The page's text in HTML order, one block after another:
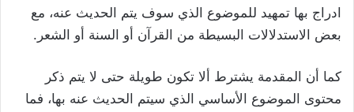
ادراج بها تمهيد للموضوع الذي سوف يتم الحديث عنه، مع
بعض الاستدلالات البسيطة من القرآن أو السنة أو الشعر.
كما أن المقدمة يشترط ألا تكون طويلة حتى لا يتم ذكر
محتوى الموضوع الأساسي الذي سيتم الحديث عنه بها، فما